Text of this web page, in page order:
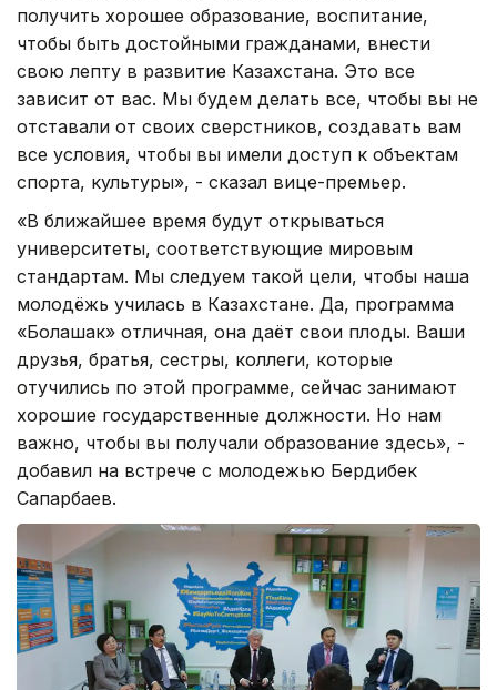
получить хорошее образование, воспитание,
чтобы быть достойными гражданами, внести
свою лепту в развитие Казахстана. Это все
зависит от вас. Мы будем делать все, чтобы вы не
отставали от своих сверстников, создавать вам
все условия, чтобы вы имели доступ к объектам
спорта, культуры», - сказал вице-премьер.
«В ближайшее время будут открываться
университеты, соответствующие мировым
стандартам. Мы следуем такой цели, чтобы наша
молодёжь училась в Казахстане. Да, программа
«Болашак» отличная, она даёт свои плоды. Ваши
друзья, братья, сестры, коллеги, которые
отучились по этой программе, сейчас занимают
хорошие государственные должности. Но нам
важно, чтобы вы получали образование здесь», -
добавил на встрече с молодежью Бердибек
Сапарбаев.